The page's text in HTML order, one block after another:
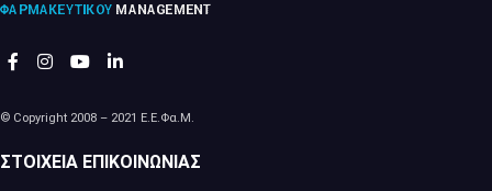
© Copyright 2008 – 2021 Ε.Ε.Φα.Μ.
ΣΤΟΙΧΕΊΑ ΕΠΙΚΟΙΝΩΝΊΑΣ